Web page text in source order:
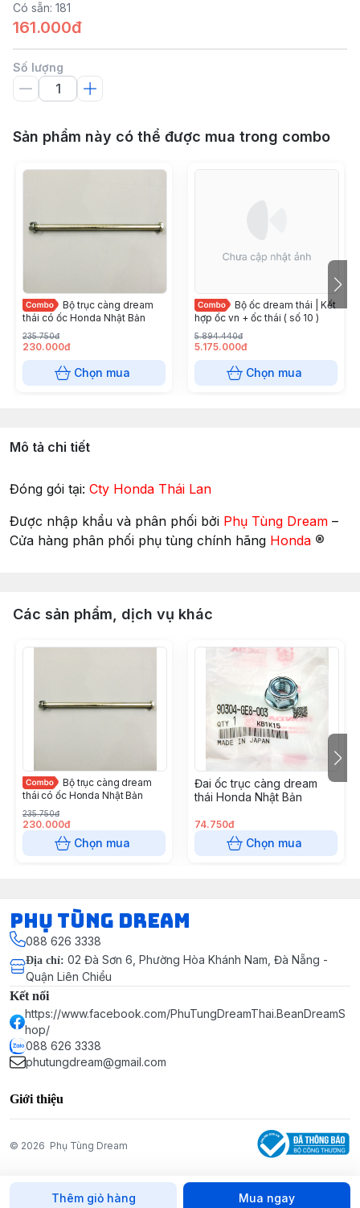
Có sẵn: 181
161.000đ
Số lượng
Thêm giỏ hàng Mua ngay
Sản phẩm này có thể được mua trong combo
Bộ trục càng dream
thái có ốc Honda Nhật Bản
235.750đ
230.000đ
Chọn mua
Bộ ốc dream thái | Kết
hợp ốc vn + ốc thái ( số 10 )
5.894.440đ
5.175.000đ
Chọn mua
Mô tả chi tiết
Đóng gói tại: Cty Honda Thái Lan
Được nhập khẩu và phân phối bởi Phụ Tùng Dream –
Cửa hàng phân phối phụ tùng chính hãng Honda ®
Các sản phẩm, dịch vụ khác
Bộ trục càng dream
thái có ốc Honda Nhật Bản
235.750đ
230.000đ
Chọn mua
Đai ốc trục càng dream
thái Honda Nhật Bản
74.750đ
Chọn mua
Phụ Tùng Dream
088 626 3338
Địa chỉ: 02 Đà Sơn 6, Phường Hòa Khánh Nam, Đà Nẵng -
Quận Liên Chiểu
Kết nối
https://www.facebook.com/PhuTungDreamThai.BeanDreamS
hop/
088 626 3338
phutungdream@gmail.com
Giới thiệu
© 2026 Phụ Tùng Dream